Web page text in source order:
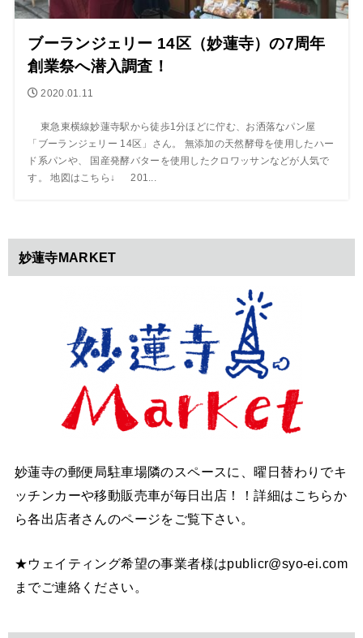
ブーランジェリー 14区（妙蓮寺）の7周年
創業祭へ潜入調査！
2020.01.11
東急東横線妙蓮寺駅から徒歩1分ほどに佇む、お洒落なパン屋
「ブーランジェリー 14区」さん。 無添加の天然酵母を使用したハー
ド系パンや、 国産発酵バターを使用したクロワッサンなどが人気で
す。 地図はこちら↓ 201...
妙蓮寺MARKET
妙蓮寺の郵便局駐車場隣のスペースに、曜日替わりでキ
ッチンカーや移動販売車が毎日出店！！詳細はこちらか
ら各出店者さんのページをご覧下さい。
★ウェイティング希望の事業者様はpublicr@syo-ei.com
までご連絡ください。